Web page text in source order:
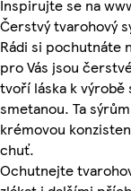
Inspirujte se na
Čerstvý tvarohový
Rádi si pochutnáte
pro Vás jsou
tvoří láska k
smetanou. Ta
krémovou
chuť.
Ochutnejte